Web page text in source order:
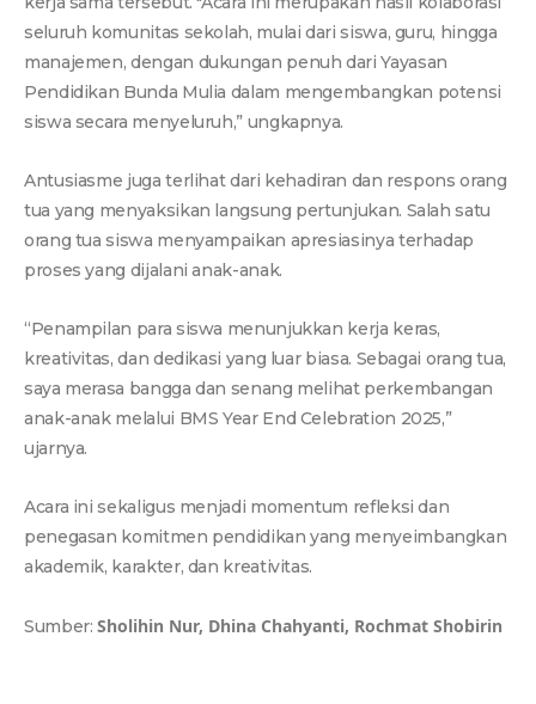
seluruh komunitas sekolah, mulai dari siswa, guru, hingga
manajemen, dengan dukungan penuh dari Yayasan
Pendidikan Bunda Mulia dalam mengembangkan potensi
siswa secara menyeluruh,” ungkapnya.
Antusiasme juga terlihat dari kehadiran dan respons orang
tua yang menyaksikan langsung pertunjukan. Salah satu
orang tua siswa menyampaikan apresiasinya terhadap
proses yang dijalani anak-anak.
“Penampilan para siswa menunjukkan kerja keras,
kreativitas, dan dedikasi yang luar biasa. Sebagai orang tua,
saya merasa bangga dan senang melihat perkembangan
anak-anak melalui BMS Year End Celebration 2025,”
ujarnya.
Acara ini sekaligus menjadi momentum refleksi dan
penegasan komitmen pendidikan yang menyeimbangkan
akademik, karakter, dan kreativitas.
Sumber:Sholihin Nur, Dhina Chahyanti, Rochmat Shobirin